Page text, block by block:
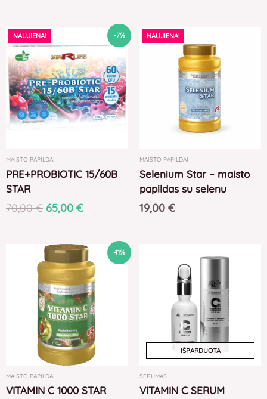
-7%
NAUJIENA!
MAISTO PAPILDAI
PRE+PROBIOTIC 15/60B
STAR
70,00€
Original
price
was:
70,00 €.
65,00 €
Current
price
is:
65,00 €.
NAUJIENA!
MAISTO PAPILDAI
Selenium Star – maisto
papildas su selenu
19,00 €
-11%
MAISTO PAPILDAI
VITAMIN C 1000 STAR
Original
price
was:
18,00 €.
Current
price
is:
16,00 €.
IŠPARDUOTA
SERUMAS
VITAMIN C SERUM